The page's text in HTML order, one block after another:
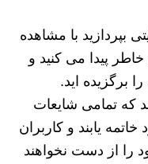
بپردازید با مشاهده
پیدا می کنید و
برگزیده اید.
که تمامی شایعات
یابند و کاربران
را از دست نخواهند